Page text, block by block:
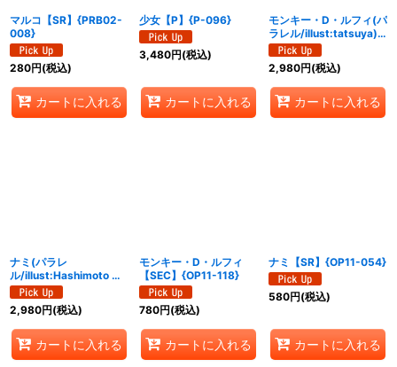
マルコ【SR】{PRB02-
008}
280円(税込)
カートに入れる
少女【P】{P-096}
3,480円(税込)
カートに入れる
モンキー・D・ルフィ(パ
ラレル/illust:tatsuya)
【SEC/P】{OP11-118}
2,980円(税込)
カートに入れる
ナミ(パラレ
ル/illust:Hashimoto Q)
【SR/P】{OP11-054}
2,980円(税込)
カートに入れる
モンキー・D・ルフィ
【SEC】{OP11-118}
780円(税込)
カートに入れる
ナミ【SR】{OP11-054}
580円(税込)
カートに入れる